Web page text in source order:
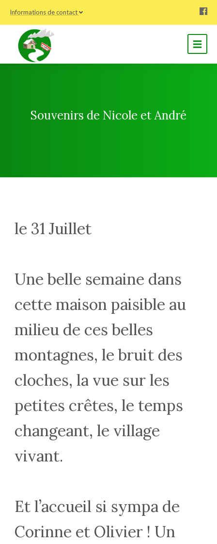
Informations de contact
Souvenirs de Nicole et André
le 31 Juillet
Une belle semaine dans
cette maison paisible au
milieu de ces belles
montagnes, le bruit des
cloches, la vue sur les
petites crêtes, le temps
changeant, le village
vivant.
Et l’accueil si sympa de
Corinne et Olivier ! Un